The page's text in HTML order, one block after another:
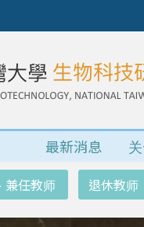
最新消息
兼任教师 退休教师